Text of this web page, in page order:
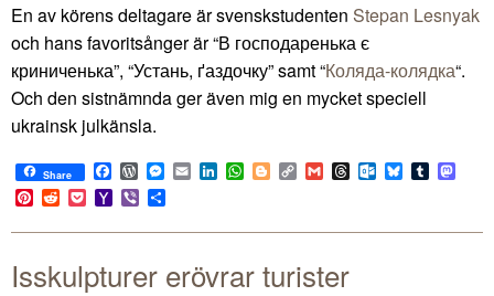
En av körens deltagare är svenskstudenten Stepan Lesnyak
och hans favoritsånger är “В господаренька є
криниченька”, “Устань, ґаздочку” samt “Коляда-колядка“.
Och den sistnämnda ger även mig en mycket speciell
ukrainsk julkänsla.
Share Facebook
WordPress
Messenger
EmailLinkedIn
WhatsApp
BloggerCopy
Link
GmailThreadsOutlook.com
BlueskyTumblr
Pinterest
RedditPocketYahoo
Mail
Viber
Isskulpturer erövrar turister